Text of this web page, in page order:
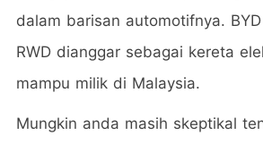
dalam barisan automotifnya.
RWD dianggar sebagai kereta
mampu milik di Malaysia.
Mungkin anda masih skeptikal